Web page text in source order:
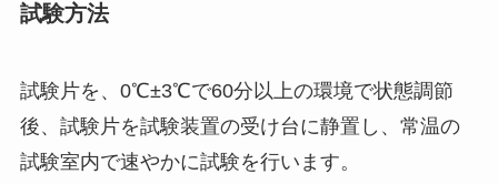
試験方法
試験片を、0℃±3℃で60分以上の環境で状態調節
後、試験片を試験装置の受け台に静置し、常温の
試験室内で速やかに試験を行います。